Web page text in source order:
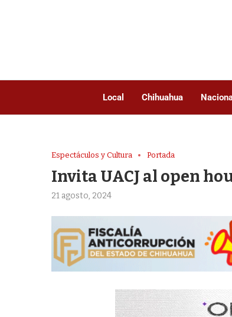
Local Chihuahua
Espectáculos y Cultura Portada
Invita UACJ al open
21 agosto, 2024